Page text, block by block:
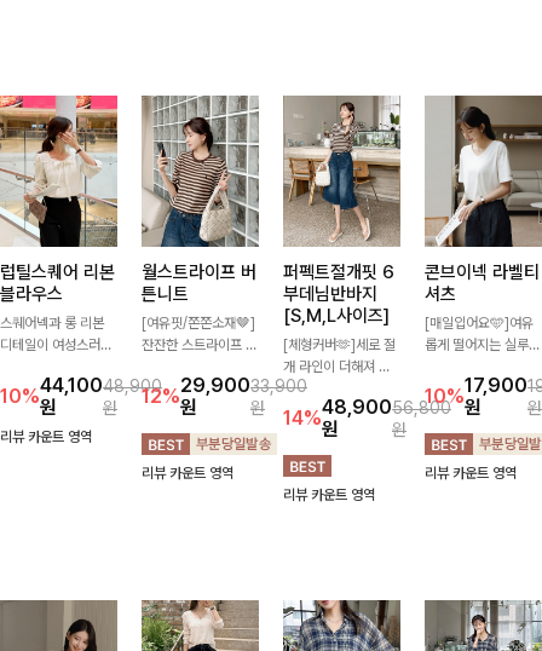
럽틸스퀘어 리본
블라우스
스퀘어넥과 롱 리본
디테일이 여성스러운
는 블라우스입니다.
자연스럽게 잡힌 셔링
과 봉긋한 소매가 여
10%44,100
원
48,900
원
리뷰 카운트 영역
월스트라이프 버
튼니트
[여유핏/쫀쫀소재🤎]
잔잔한 스트라이프 패
더해져 캐주얼하면서
도 세련된 무드를 연
출해주는 니트- 가볍
고 부드러운 착용감으
로 단독은 물론 데일
12%29,900
원
33,900
원
리뷰 카운트 영역
퍼펙트절개핏 6
부데님반바지
[S,M,L사이즈]
[체형커버🫶]세로 절
개 라인이 더해져 다
리 라인을 더욱 길고
슬림하게 연출해주는
5부 데님 반바지 🤍
부담 없는 기장과 여
유로운 핏으로 편안하
게 착용되며 다양한
14%48,900
원
56,800
원
리뷰 카운트 영역
콘브이넥 라벨티
셔츠
[매일입어요🩵]여유
롭게 떨어지는 실루엣
자인으로 데일리하게
즐기기 좋은 티셔츠-
소매 라벨 디테일이
은은한 포인트를 더해
심플하면서도 센스 있
10%17,900
원
원
리뷰 카운트 영역